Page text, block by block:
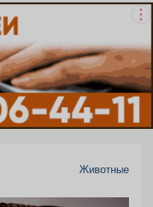
Животные